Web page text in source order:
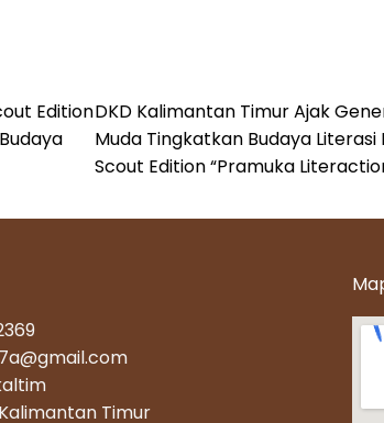
EditionDKD Kalimantan Timur Ajak
Muda Tingkatkan Budaya Literasi
Scout Edition “Pramuka
Timur